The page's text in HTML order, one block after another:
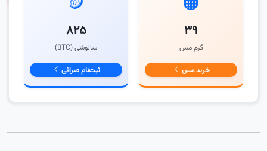
۳۹
گرم مس
خرید مس
۸۲۵
ساتوشی (BTC)
ثبت‌نام صرافی